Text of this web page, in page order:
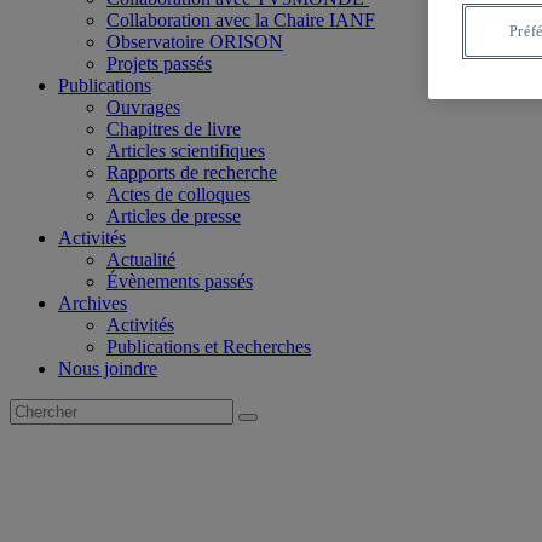
Collaboration avec la Chaire IANF
Observatoire ORISON
Projets passés
Publications
Ouvrages
Chapitres de livre
Articles scientifiques
Rapports de recherche
Actes de colloques
Articles de presse
Activités
Actualité
Évènements passés
Archives
Activités
Publications et Recherches
Nous joindre